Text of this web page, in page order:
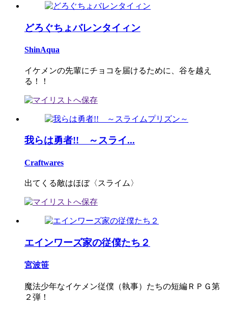
どろぐちょバレンタイィン
ShinAqua
イケメンの先輩にチョコを届けるために、谷を越え
る！！
我らは勇者!! ～スライ...
Craftwares
出てくる敵はほぼ〈スライム〉
エインワーズ家の従僕たち２
宮波笹
魔法少年なイケメン従僕（執事）たちの短編ＲＰＧ第
２弾！